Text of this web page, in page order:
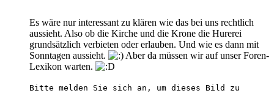
Es wäre nur interessant zu klären wie das bei uns rechtlich
aussieht. Also ob die Kirche und die Krone die Hurerei
grundsätzlich verbieten oder erlauben. Und wie es dann mit
Sonntagen aussieht.
Aber da müssen wir auf unser Foren-
Lexikon warten.
Bitte melden Sie sich an, um dieses Bild zu